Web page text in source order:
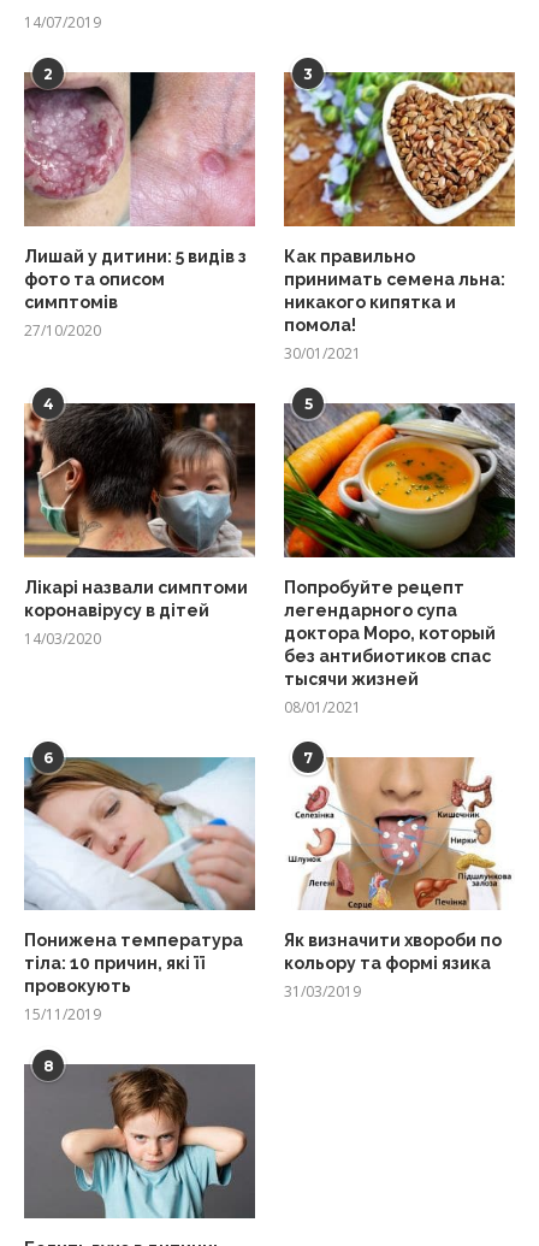
14/07/2019
2
Лишай у дитини: 5 видів з
фото та описом
симптомів
27/10/2020
3
Как правильно
принимать семена льна:
никакого кипятка и
помола!
30/01/2021
4
Лікарі назвали симптоми
коронавірусу в дітей
14/03/2020
5
Попробуйте рецепт
легендарного супа
доктора Моро, который
без антибиотиков спас
тысячи жизней
08/01/2021
6
Понижена температура
тіла: 10 причин, які її
провокують
15/11/2019
7
Як визначити хвороби по
кольору та формі язика
31/03/2019
8